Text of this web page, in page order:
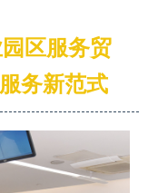
区服务贸
务新范式